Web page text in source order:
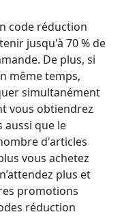
code réduction
jusqu'à 70 % de
De plus, si
même temps,
simultanément
vous obtiendrez
aussi que le
d'articles
vous achetez
plus et
promotions
réduction